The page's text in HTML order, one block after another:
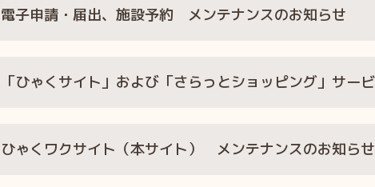
電子申請・届出、施設予約 メンテナンスのお知らせ
ひゃくワクサイト（本サイト） メンテナンスのお知らせ